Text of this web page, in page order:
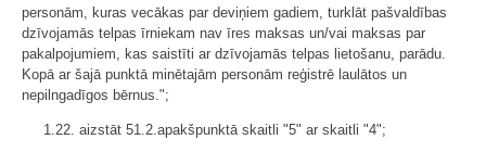
personām, kuras vecākas par deviņiem gadiem, turklāt pašvaldības
dzīvojamās telpas īrniekam nav īres maksas un/vai maksas par
pakalpojumiem, kas saistīti ar dzīvojamās telpas lietošanu, parādu.
Kopā ar šajā punktā minētajām personām reģistrē laulātos un
nepilngadīgos bērnus.";
1.22. aizstāt 51.2.apakšpunktā skaitli "5" ar skaitli "4";